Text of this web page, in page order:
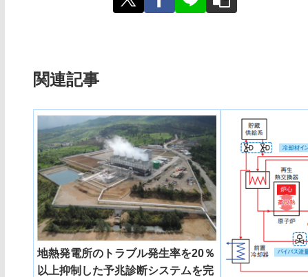
関連記事
地熱発電所のトラブル発生率を20％
以上抑制した予兆診断システムを完